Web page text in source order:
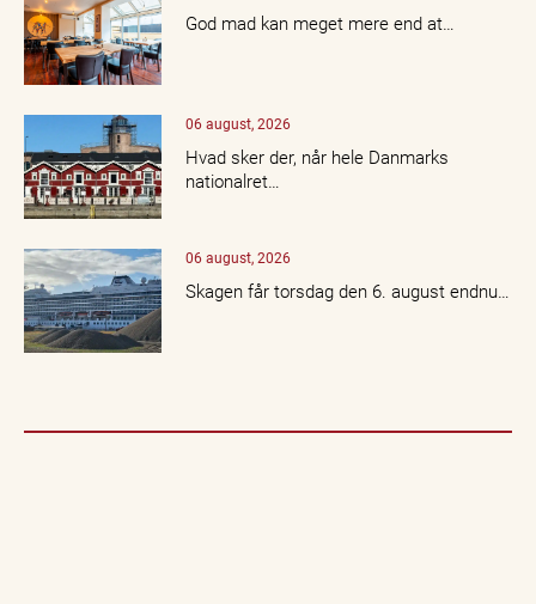
God mad kan meget mere end at…
06 august, 2026
Hvad sker der, når hele Danmarks
nationalret…
06 august, 2026
Skagen får torsdag den 6. august endnu…